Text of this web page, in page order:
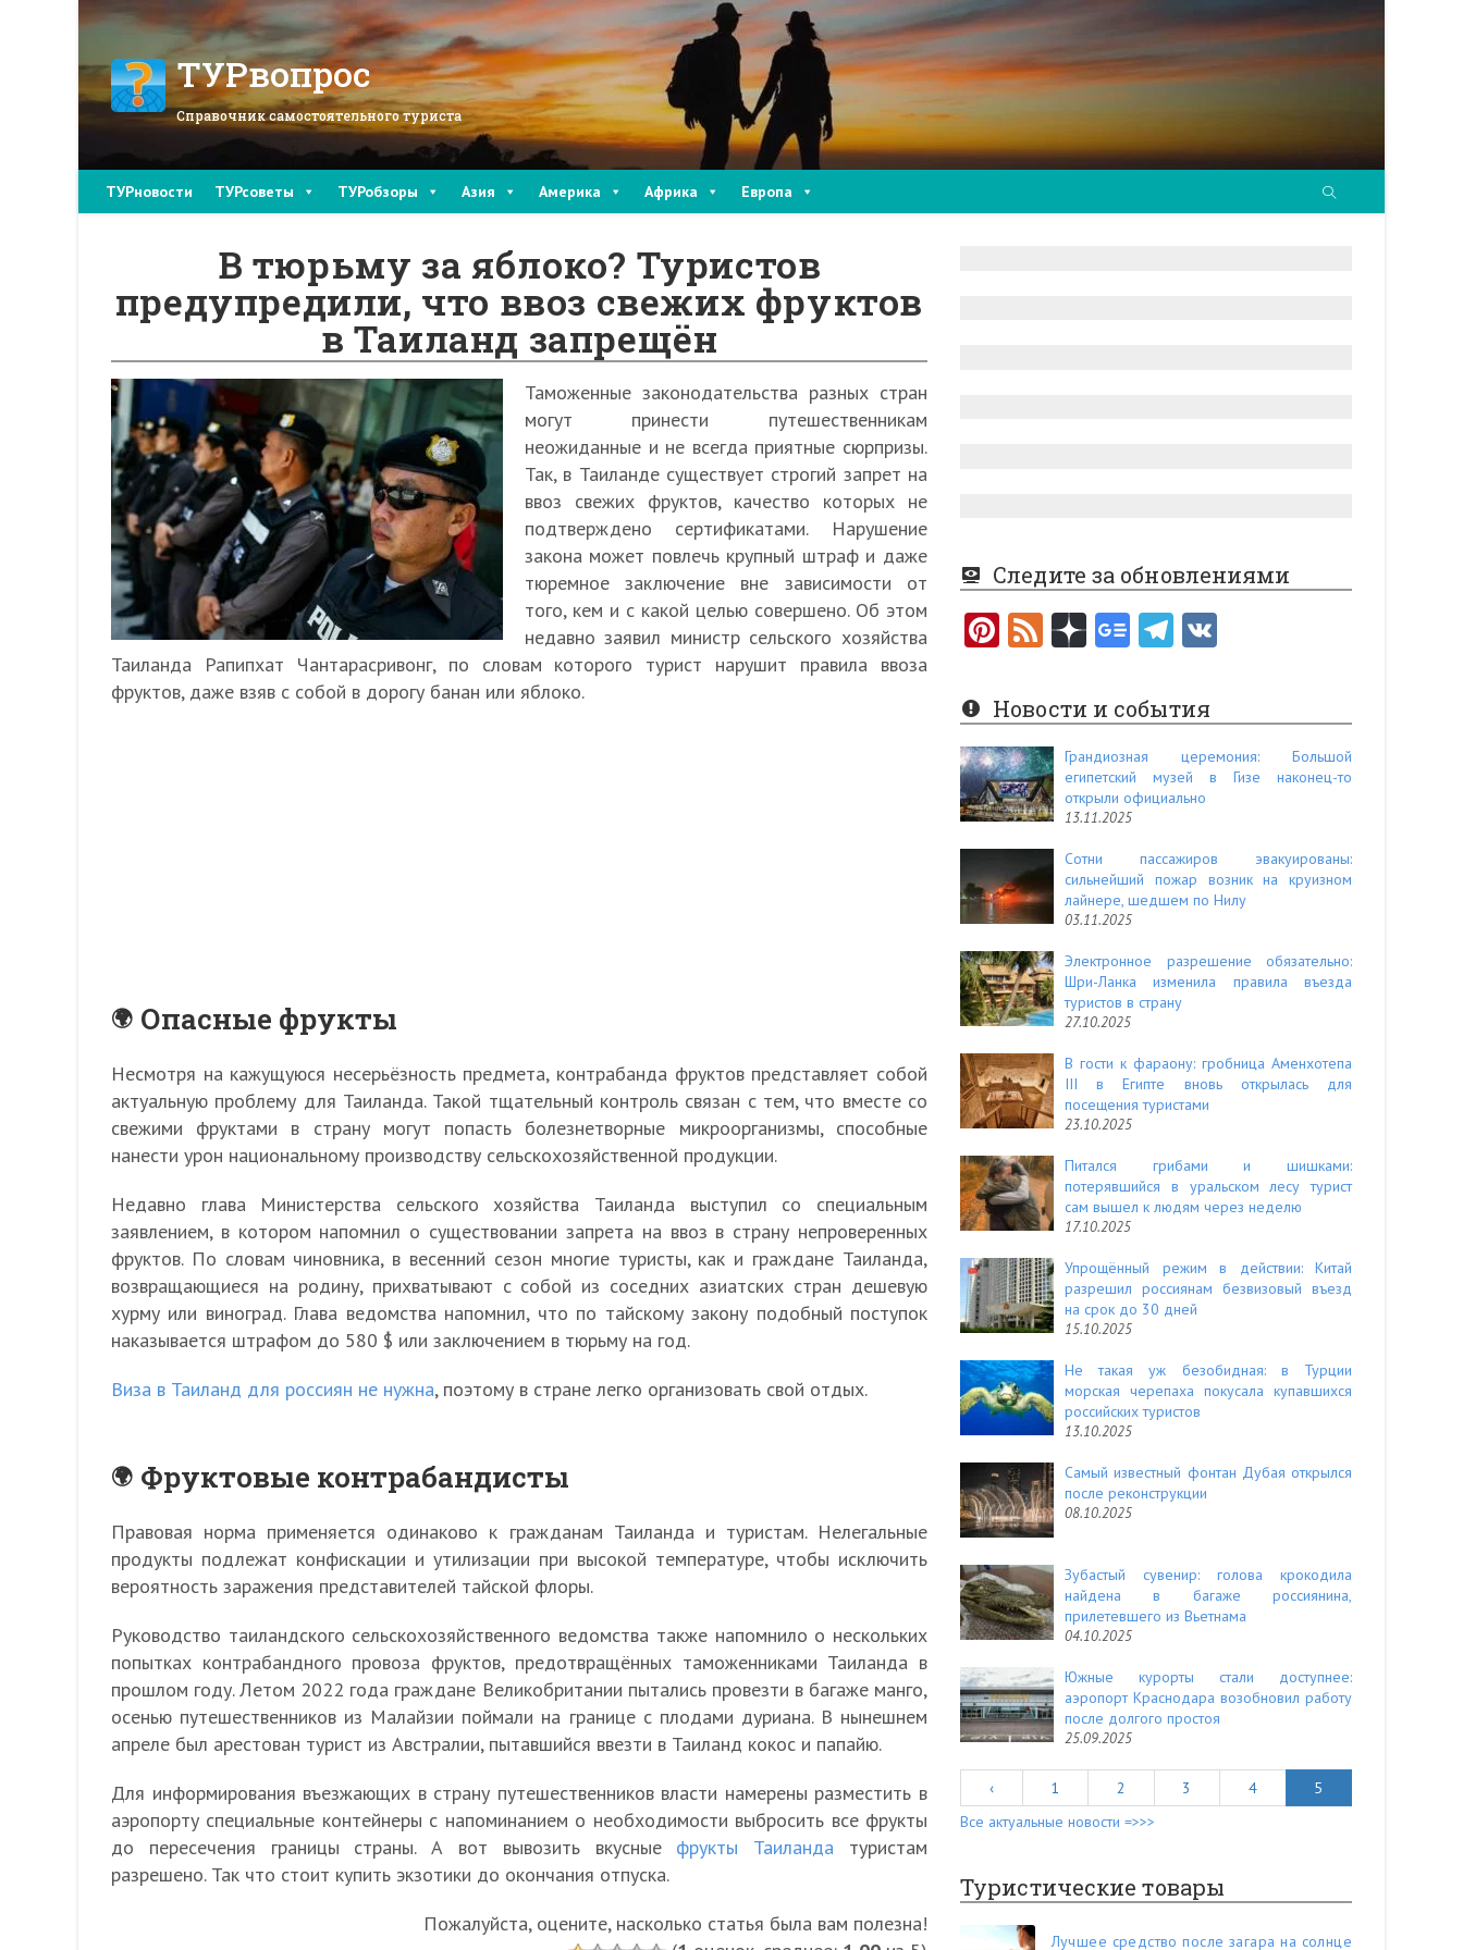
ТУРвопрос
Справочник самостоятельного туриста
ТУРновости ТУРсоветы ТУРобзоры Азия Америка Африка Европа
В тюрьму за яблоко? Туристов
предупредили, что ввоз свежих фруктов
в Таиланд запрещён
Таможенные законодательства разных стран
могут принести путешественникам
неожиданные и не всегда приятные сюрпризы.
Так, в Таиланде существует строгий запрет на
ввоз свежих фруктов, качество которых не
подтверждено сертификатами. Нарушение
закона может повлечь крупный штраф и даже
тюремное заключение вне зависимости от
того, кем и с какой целью совершено. Об этом
недавно заявил министр сельского хозяйства
Таиланда Рапипхат Чантарасривонг, по словам которого турист нарушит правила ввоза
фруктов, даже взяв с собой в дорогу банан или яблоко.
Опасные фрукты
Несмотря на кажущуюся несерьёзность предмета, контрабанда фруктов представляет собой
актуальную проблему для Таиланда. Такой тщательный контроль связан с тем, что вместе со
свежими фруктами в страну могут попасть болезнетворные микроорганизмы, способные
нанести урон национальному производству сельскохозяйственной продукции.
Недавно глава Министерства сельского хозяйства Таиланда выступил со специальным
заявлением, в котором напомнил о существовании запрета на ввоз в страну непроверенных
фруктов. По словам чиновника, в весенний сезон многие туристы, как и граждане Таиланда,
возвращающиеся на родину, прихватывают с собой из соседних азиатских стран дешевую
хурму или виноград. Глава ведомства напомнил, что по тайскому закону подобный поступок
наказывается штрафом до 580 $ или заключением в тюрьму на год.
Виза в Таиланд для россиян не нужна, поэтому в стране легко организовать свой отдых.
Фруктовые контрабандисты
Правовая норма применяется одинаково к гражданам Таиланда и туристам. Нелегальные
продукты подлежат конфискации и утилизации при высокой температуре, чтобы исключить
вероятность заражения представителей тайской флоры.
Руководство таиландского сельскохозяйственного ведомства также напомнило о нескольких
попытках контрабандного провоза фруктов, предотвращённых таможенниками Таиланда в
прошлом году. Летом 2022 года граждане Великобритании пытались провезти в багаже манго,
осенью путешественников из Малайзии поймали на границе с плодами дуриана. В нынешнем
апреле был арестован турист из Австралии, пытавшийся ввезти в Таиланд кокос и папайю.
Для информирования въезжающих в страну путешественников власти намерены разместить в
аэропорту специальные контейнеры с напоминанием о необходимости выбросить все фрукты
до пересечения границы страны. А вот вывозить вкусные фрукты Таиланда туристам
разрешено. Так что стоит купить экзотики до окончания отпуска.
Пожалуйста, оцените, насколько статья была вам полезна!
Следите за обновлениями
Pi
er
es
t
F
e
d
Новости и события
Грандиозная церемония: Большой
египетский музей в Гизе наконец-то
открыли официально
13.11.2025
Сотни пассажиров эвакуированы:
сильнейший пожар возник на круизном
лайнере, шедшем по Нилу
03.11.2025
Электронное разрешение обязательно:
Шри-Ланка изменила правила въезда
туристов в страну
27.10.2025
В гости к фараону: гробница Аменхотепа
III в Египте вновь открылась для
посещения туристами
23.10.2025
Питался грибами и шишками:
потерявшийся в уральском лесу турист
сам вышел к людям через неделю
17.10.2025
Упрощённый режим в действии: Китай
разрешил россиянам безвизовый въезд
на срок до 30 дней
15.10.2025
Не такая уж безобидная: в Турции
морская черепаха покусала купавшихся
российских туристов
13.10.2025
Самый известный фонтан Дубая открылся
после реконструкции
08.10.2025
Зубастый сувенир: голова крокодила
найдена в багаже россиянина,
прилетевшего из Вьетнама
04.10.2025
Южные курорты стали доступнее:
аэропорт Краснодара возобновил работу
после долгого простоя
25.09.2025
‹ 1 2 3 4
5
Все актуальные новости =>>>
Туристические товары
Лучшее средство после загара на солнце